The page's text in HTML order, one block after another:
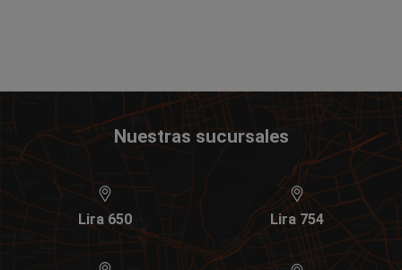
Nuestras sucursales
Lira 650 Lira 754